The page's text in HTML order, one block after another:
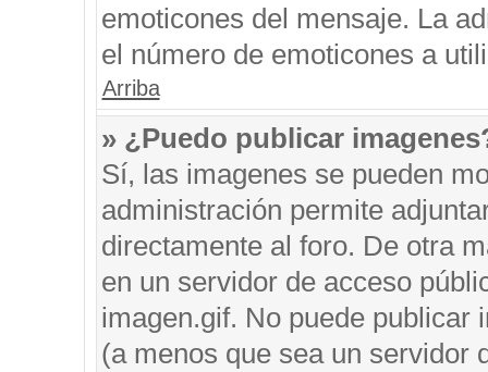
emoticones del mensaje. La
el número de emoticones a
Arriba
» ¿Puedo publicar
Sí, las imagenes se pueden
administración permite
directamente al foro. De otra
en un servidor de acceso
imagen.gif. No puede publicar
(a menos que sea un servidor